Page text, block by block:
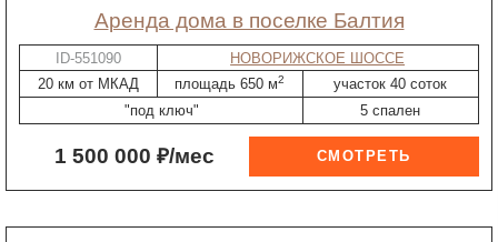
Аренда дома в поселке Балтия
ID-551090
НОВОРИЖСКОЕ ШОССЕ
20 км от МКАД
площадь 650 м2
участок 40 соток
"под ключ"
5 спален
1 500 000 ₽/мес